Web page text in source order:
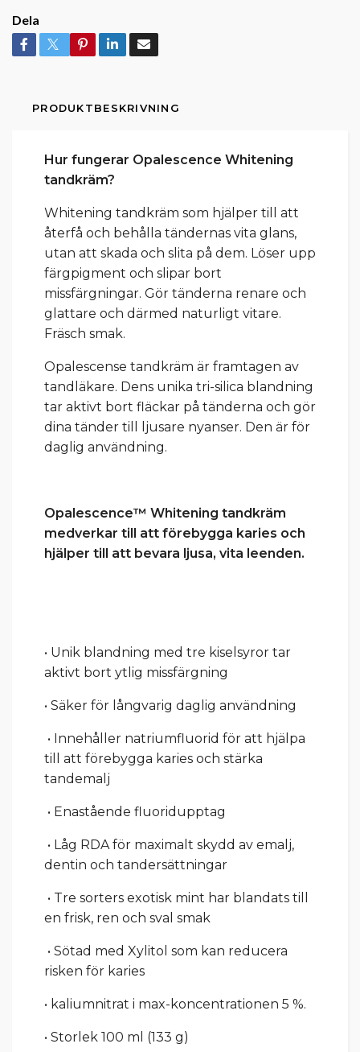
Dela
PRODUKTBESKRIVNING
Hur fungerar Opalescence Whitening
tandkräm?
Whitening tandkräm som hjälper till att
återfå och behålla tändernas vita glans,
utan att skada och slita på dem. Löser upp
färgpigment och slipar bort
missfärgningar. Gör tänderna renare och
glattare och därmed naturligt vitare.
Fräsch smak.
Opalescense tandkräm är framtagen av
tandläkare. Dens unika tri-silica blandning
tar aktivt bort fläckar på tänderna och gör
dina tänder till ljusare nyanser. Den är för
daglig användning.
Opalescence™ Whitening tandkräm
medverkar till att förebygga karies och
hjälper till att bevara ljusa, vita leenden.
• Unik blandning med tre kiselsyror tar
aktivt bort ytlig missfärgning
• Säker för långvarig daglig användning
• Innehåller natriumfluorid för att hjälpa
till att förebygga karies och stärka
tandemalj
• Enastående fluoridupptag
• Låg RDA för maximalt skydd av emalj,
dentin och tandersättningar
• Tre sorters exotisk mint har blandats till
en frisk, ren och sval smak
• Sötad med Xylitol som kan reducera
risken för karies
• kaliumnitrat i max-koncentrationen 5 %.
• Storlek 100 ml (133 g)